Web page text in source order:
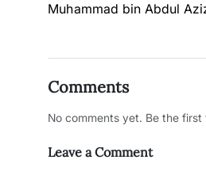
Muhammad bin Abdul
Comments
No comments yet. Be the first
Leave a Comment